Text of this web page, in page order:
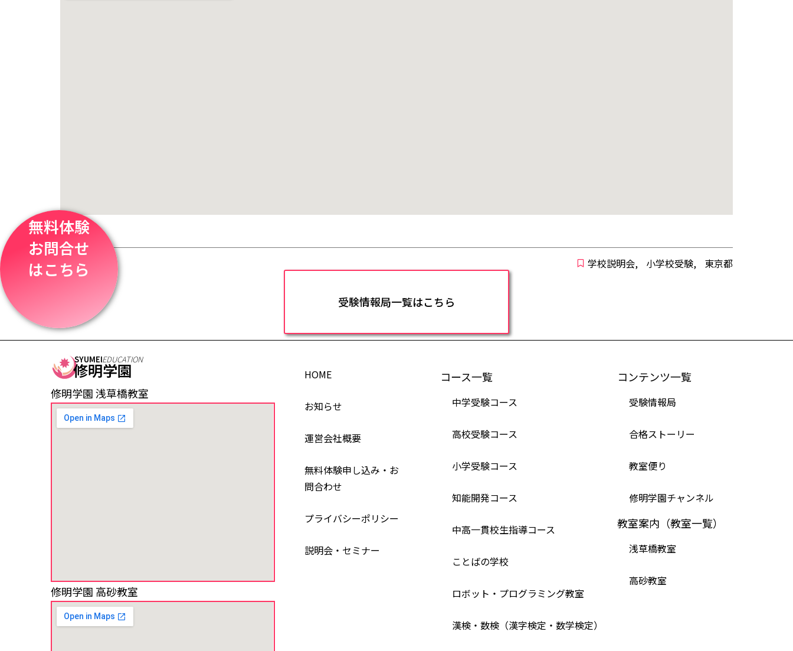
学校説明会, 小学校受験, 東京都
受験情報局一覧はこちら
無料体験
お問合せ
はこちら
SYUMEIEDUCATION
修明学園
修明学園 浅草橋教室
修明学園 高砂教室
HOME
お知らせ
運営会社概要
無料体験申し込み・お
問合わせ
プライバシーポリシー
説明会・セミナー
コース一覧
中学受験コース
高校受験コース
小学受験コース
知能開発コース
中高一貫校生指導コース
ことばの学校
ロボット・プログラミング教室
漢検・数検（漢字検定・数学検定）
コンテンツ一覧
受験情報局
合格ストーリー
教室便り
修明学園チャンネル
教室案内（教室一覧）
浅草橋教室
高砂教室